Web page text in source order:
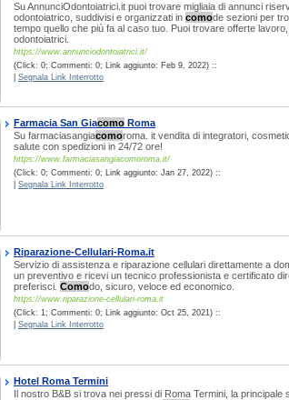
Su AnnunciOdontoiatrici.it puoi trovare migliaia di annunci
odontoiatrico, suddivisi e organizzati in comode sezioni per
tempo quello che più fa al caso tuo. Puoi trovare offerte
odontoiatrici.
https://www.annunciodontoiatrici.it/
(Click: 0; Commenti: 0; Link aggiunto: Feb 9, 2022) ::
Segnala Link Interrotto
Farmacia San Giacomo Roma
Su farmaciasangiacomoroma. it vendita di integratori,
salute con spedizioni in 24/72 ore!
https://www.farmaciasangiacomoroma.it/
(Click: 0; Commenti: 0; Link aggiunto: Jan 27, 2022) ::
Segnala Link Interrotto
Riparazione-Cellulari-Roma.it
Servizio di assistenza e riparazione cellulari direttamente a
un preventivo e ricevi un tecnico professionista e certificato
preferisci. Comodo, sicuro, veloce ed economico.
https://www.riparazione-cellulari-roma.it
(Click: 1; Commenti: 0; Link aggiunto: Oct 25, 2021) ::
Segnala Link Interrotto
Hotel Roma Termini
Il nostro B&B si trova nei pressi di Roma Termini, la principale